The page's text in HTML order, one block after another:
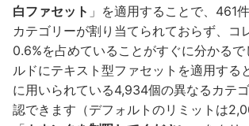
白ファセット 」を適用することで、461
カテゴリーが割り当てられておらず、コ
0.6%を占めていることがすぐに分かる
ルドにテキスト型ファセットを適用する
に用いられている4,934個の異なるカテ
認できます（デフォルトのリミットは